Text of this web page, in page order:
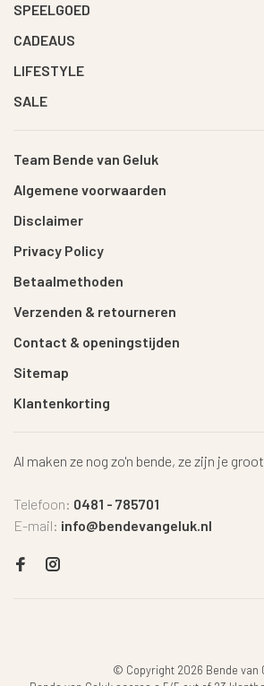
SPEELGOED
CADEAUS
LIFESTYLE
SALE
Team Bende van Geluk
Algemene voorwaarden
Disclaimer
Privacy Policy
Betaalmethoden
Verzenden & retourneren
Contact & openingstijden
Sitemap
Klantenkorting
Al maken ze nog zo'n bende, ze zijn je
Telefoon: 0481 - 785701
E-mail: info@bendevangeluk.nl
© Copyright 2026 Bende van